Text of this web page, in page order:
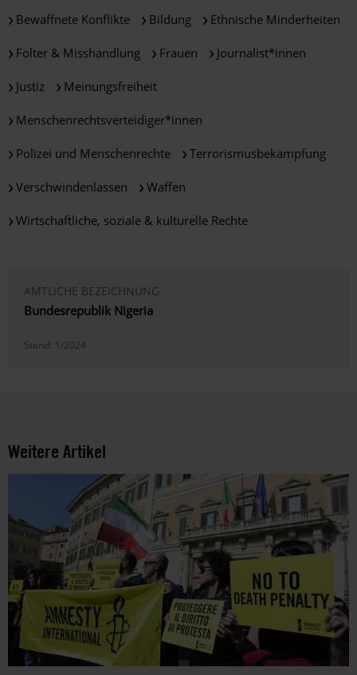
Bewaffnete Konflikte Bildung Ethnische Minderheiten
Folter & Misshandlung Frauen Journalist*innen
Justiz Meinungsfreiheit
Menschenrechtsverteidiger*innen
Polizei und Menschenrechte Terrorismusbekämpfung
Verschwindenlassen Waffen
Wirtschaftliche, soziale & kulturelle Rechte
AMTLICHE BEZEICHNUNG
Bundesrepublik Nigeria
Stand: 1/2024
Weitere Artikel